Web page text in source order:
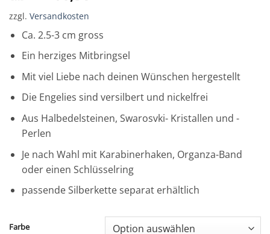
zzgl. Versandkosten
Ca. 2.5-3 cm gross
Ein herziges Mitbringsel
Mit viel Liebe nach deinen Wünschen hergestellt
Die Engelies sind versilbert und nickelfrei
Aus Halbedelsteinen, Swarosvki- Kristallen und -
Perlen
Je nach Wahl mit Karabinerhaken, Organza-Band
oder einen Schlüsselring
passende Silberkette separat erhältlich
Farbe